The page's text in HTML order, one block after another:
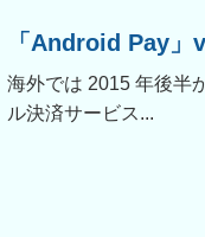
「Android Pay」
海外では 2015 年後半
ル決済サービス...